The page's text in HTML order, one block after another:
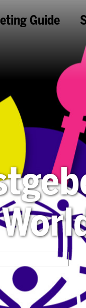
Guide
Veranstaltung News